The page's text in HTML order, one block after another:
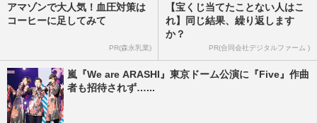
アマゾンで大人気！血圧対策は
コーヒーに足してみて
PR(森永乳業)
【宝くじ当てたことない人はこ
れ】同じ結果、繰り返します
か？
PR(合同会社デジタルファーム )
嵐『We are ARASHI』東京ドーム公演に『Five』作曲
者も招待されず…...